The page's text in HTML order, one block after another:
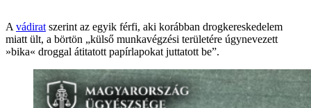
A vádirat szerint az egyik férfi, aki korábban drogkereskedelem
miatt ült, a börtön „külső munkavégzési területére úgynevezett
»bika« droggal átitatott papírlapokat juttatott be”.